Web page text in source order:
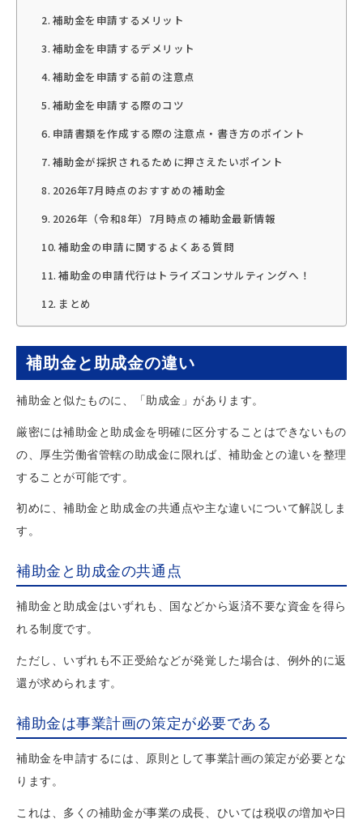
補助金を申請するメリット
補助金を申請するデメリット
補助金を申請する前の注意点
補助金を申請する際のコツ
申請書類を作成する際の注意点・書き方のポイント
補助金が採択されるために押さえたいポイント
2026年7月時点のおすすめの補助金
2026年（令和8年）7月時点の補助金最新情報
補助金の申請に関するよくある質問
補助金の申請代行はトライズコンサルティングへ！
まとめ
補助金と助成金の違い
補助金と似たものに、「助成金」があります。
厳密には補助金と助成金を明確に区分することはできないもの
の、厚生労働省管轄の助成金に限れば、補助金との違いを整理
することが可能です。
初めに、補助金と助成金の共通点や主な違いについて解説しま
す。
補助金と助成金の共通点
補助金と助成金はいずれも、国などから返済不要な資金を得ら
れる制度です。
ただし、いずれも不正受給などが発覚した場合は、例外的に返
還が求められます。
補助金は事業計画の策定が必要である
補助金を申請するには、原則として事業計画の策定が必要とな
ります。
これは、多くの補助金が事業の成長、ひいては税収の増加や日